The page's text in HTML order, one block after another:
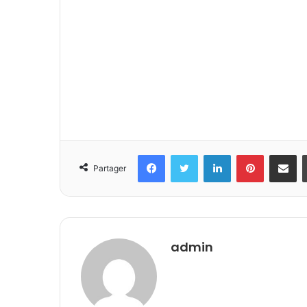
Partager
FacebookTwitter LinkedinPinterest
admin